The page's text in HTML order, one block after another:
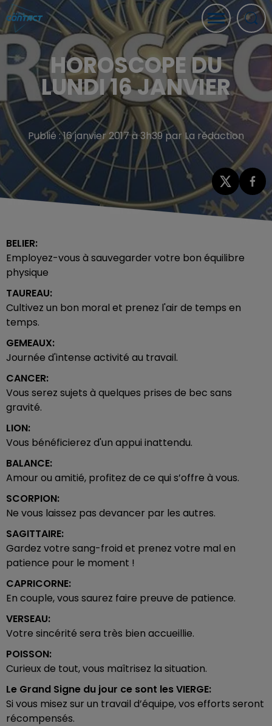
HOROSCOPE DU
LUNDI 16 JANVIER
Publié : 16 janvier 2017 à 3h39 par La rédaction
BELIER:
Employez-vous à sauvegarder votre bon équilibre
physique
TAUREAU:
Cultivez un bon moral et prenez l'air de temps en
temps.
GEMEAUX:
Journée d'intense activité au travail.
CANCER:
Vous serez sujets à quelques prises de bec sans
gravité.
LION:
Vous bénéficierez d'un appui inattendu.
BALANCE:
Amour ou amitié, profitez de ce qui s’offre à vous.
SCORPION:
Ne vous laissez pas devancer par les autres.
SAGITTAIRE:
Gardez votre sang-froid et prenez votre mal en
patience pour le moment !
CAPRICORNE:
En couple, vous saurez faire preuve de patience.
VERSEAU:
Votre sincérité sera très bien accueillie.
POISSON:
Curieux de tout, vous maîtrisez la situation.
Le Grand Signe du jour ce sont lesVIERGE:
Si vous misez sur un travail d’équipe, vos efforts seront
récompensés.